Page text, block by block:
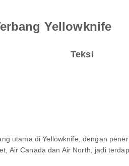
Yellowknife
Teksi
utama di Yellowknife, dengan
Air Canada dan Air North, jadi